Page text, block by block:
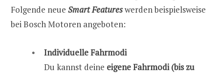
Folgende neue Smart Featureswerden beispielsweise
bei Bosch Motoren angeboten:
Individuelle Fahrmodi
Du kannst deine eigene Fahrmodi (bis zu